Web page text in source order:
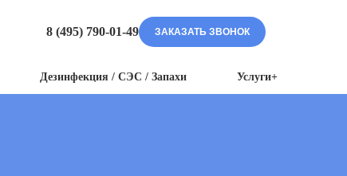
8 (495) 790-01-49 ЗАКАЗАТЬ ЗВОНОК
Дезинфекция / СЭС / Запахи Услуги+